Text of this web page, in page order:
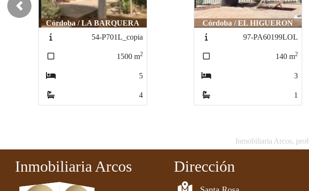
Córdoba / EL HIGUERON
97-PA60199LOL
140 m2
3
1
Córdoba / EL HIGUERON
97-MC60199LOL
140m2
3
1
Previous
Inmobiliaria Arcos,
Inmobiliaria Arcos Dirección